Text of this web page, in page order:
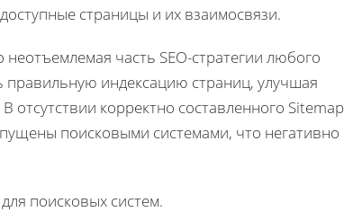
страницы и их взаимосвязи.
часть SEO-стратегии любого
правильную индексацию страниц, улучшая
отсутствии корректно составленного Sitemap
поисковыми системами, что негативно
поисковых систем.